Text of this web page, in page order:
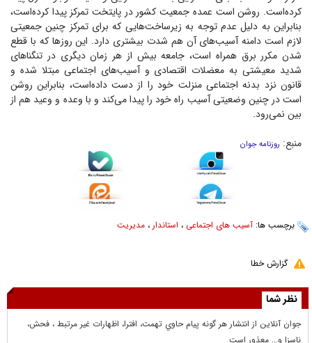
کرده‌است. روشن است عمده جمعیت کشور در پایتخت تمرکز پیدا کرده‌است،
بنابراین به دلیل عدم توجه به زیرساخت‌هایی که برای تمرکز چنین جمعیتی
لازم است دامنه آسیب‌های آن هم شدت بیشتری دارد. این روز‌ها که با قطع
شدن مکرر برق همراه است، جامعه بیش از هر زمان دیگری در تنگنا‌های
شدید معیشتی به معضلات اقتصادی و آسیب‌های اجتماعی مبتلا شده و
قانون نزد بدنه اجتماعی منزلت خود را از دست داده‌است، بنابراین روشن
است در چنین وضعیتی آسیب راه خود را پیدا می‌کند و با وعده و وعید هم از
بین نمی‌رود.
منبع: روزنامه جوان
برچسب ها: آسیب های اجتماعی ، استاندار ، مدیریت
گزارش خطا
نظر شما
جوان آنلاين از انتشار هر گونه پيام حاوي تهمت، افترا، اظهارات غير مرتبط ، فحش،
ناسزا و... معذور است